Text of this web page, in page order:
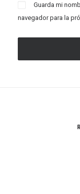
Guarda mi
navegador para la